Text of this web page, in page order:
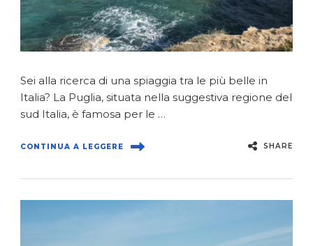
Sei alla ricerca di una spiaggia tra le più belle in
Italia? La Puglia, situata nella suggestiva regione del
sud Italia, è famosa per le …
CONTINUA A LEGGERE SHARE